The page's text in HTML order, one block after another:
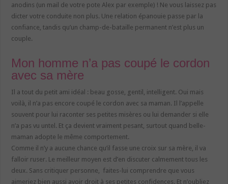
anodins (un mail de votre pote Alex par exemple) ! Ne vous laissez pas
dicter votre conduite non plus. Une relation épanouie passe par la
confiance, tandis qu’un champ-de-bataille permanent n’est plus un
couple.
Mon homme n’a pas coupé le cordon
avec sa mère
Il a tout du petit ami idéal : beau gosse, gentil, intelligent. Oui mais
voilà, il n’a pas encore coupé le cordon avec sa maman. Il l’appelle
souvent pour lui raconter ses petites misères ou lui demander si elle
n’a pas vu untel. Et ça devient vraiment pesant, surtout quand belle-
maman adopte le même comportement.
Comme il n’y a aucune chance qu’il fasse une croix sur sa mère, il va
falloir ruser. Le meilleur moyen est d’en discuter calmement tous les
deux. Sans critiquer personne, faites-lui comprendre que vous
aimeriez bien aussi avoir droit à ses petites confidences. Et n’oubliez